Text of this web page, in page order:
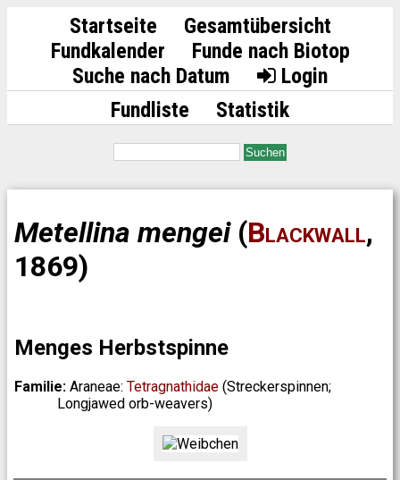
Startseite
Gesamtübersicht
Fundkalender
Funde nach Biotop
Suche nach Datum
Login
Fundliste
Statistik
Suchen
Metellina mengei (Blackwall,
1869)
Menges Herbstspinne
Familie: Araneae: Tetragnathidae (Streckerspinnen;
Longjawed orb-weavers)